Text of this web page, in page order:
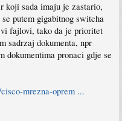
koji sada imaju je zastario,
putem gigabitnog switcha
fajlovi, tako da je prioritet
sadrzaj dokumenta, npr
dokumentima pronaci gdje se
mrezna-oprem ...